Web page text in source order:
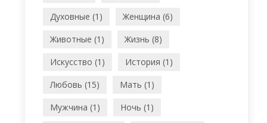
Духовные (1)
Женщина (6)
Животные (1)
Жизнь (8)
Искусство (1)
История (1)
Любовь (15)
Мать (1)
Мужчина (1)
Ночь (1)